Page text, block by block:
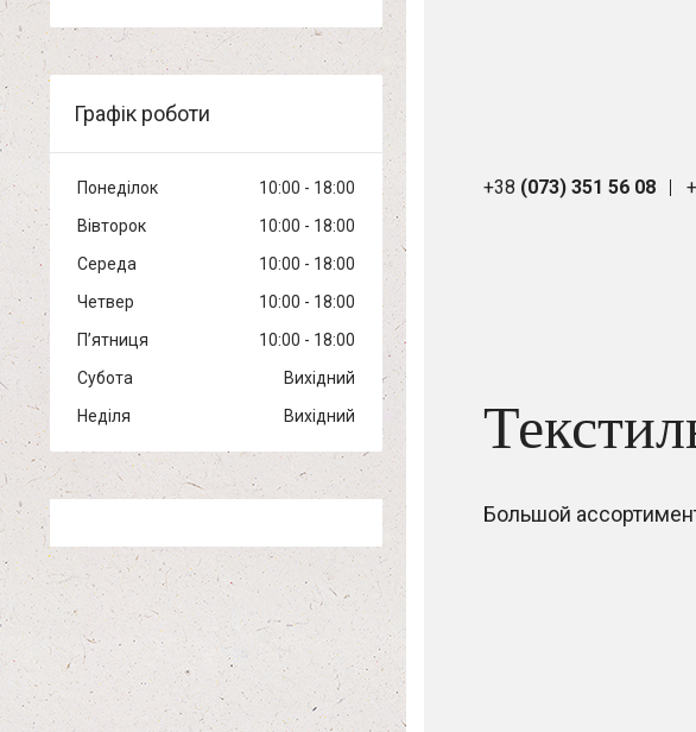
+38 (073) 351 56 08
Большой
Графік роботи
Понеділок 10:00
18:00
Вівторок
10:00
18:00
Середа
10:00
18:00
Четвер
10:00
18:00
Пʼятниця
10:00
18:00
Субота
Вихідний
Неділя
Вихідний